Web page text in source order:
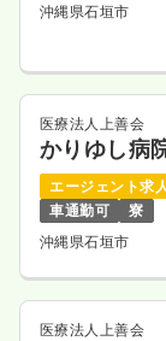
沖縄県石垣市
医療法人上善会
かりゆし病
エージェント求人
車通勤可
寮
沖縄県石垣市
医療法人上善会